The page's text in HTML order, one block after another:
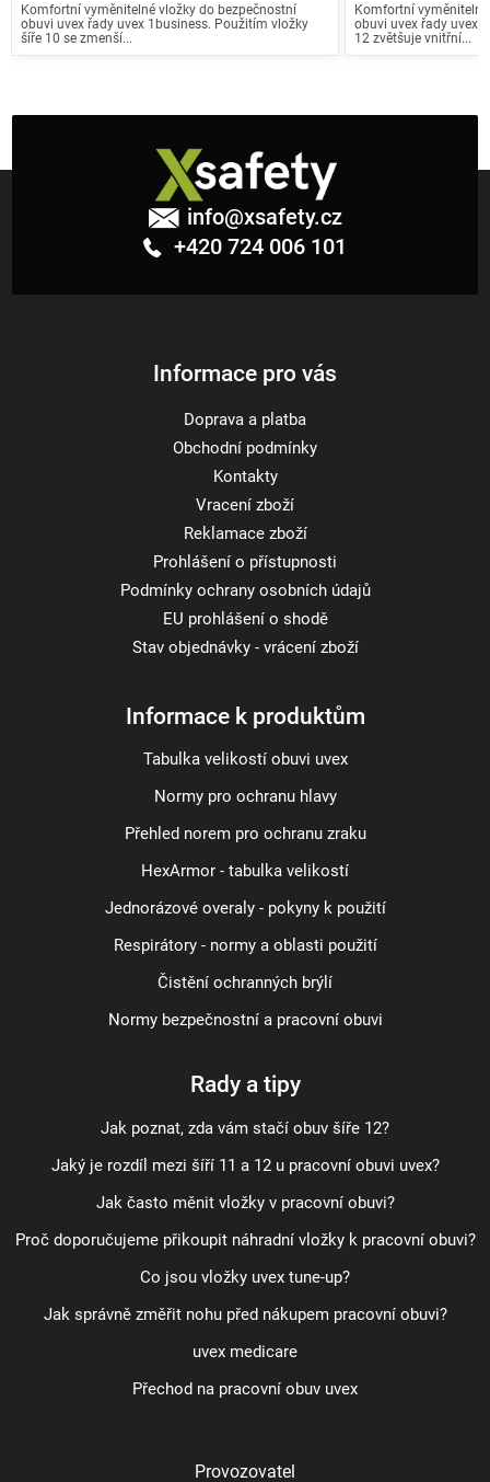
Komfortní vyměnitelné vložky do bezpečnostní
obuvi uvex řady uvex 1business. Použitím vložky
šíře 10 se zmenší...
Komfortní
obuvi uvex řady uvex
12 zvětšuje vnitřní...
info@xsafety.cz
+420 724 006 101
Informace pro vás
Doprava a platba
Obchodní podmínky
Kontakty
Vracení zboží
Reklamace zboží
Prohlášení o přístupnosti
Podmínky ochrany osobních údajů
EU prohlášení o shodě
Stav objednávky - vrácení zboží
Informace k produktům
Tabulka velikostí obuvi uvex
Normy pro ochranu hlavy
Přehled norem pro ochranu zraku
HexArmor - tabulka velikostí
Jednorázové overaly - pokyny k použití
Respirátory - normy a oblasti použití
Čistění ochranných brýlí
Normy bezpečnostní a pracovní obuvi
Rady a tipy
Jak poznat, zda vám stačí obuv šíře 12?
Jaký je rozdíl mezi šíří 11 a 12 u pracovní obuvi uvex?
Jak často měnit vložky v pracovní obuvi?
Proč doporučujeme přikoupit náhradní vložky k pracovní obuvi?
Co jsou vložky uvex tune-up?
Jak správně změřit nohu před nákupem pracovní obuvi?
uvex medicare
Přechod na pracovní obuv uvex
Provozovatel